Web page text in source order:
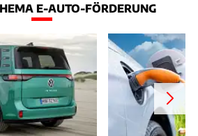
E-AUTO-FÖRDERUNG